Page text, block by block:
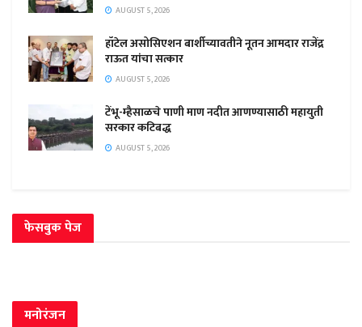
AUGUST 5, 2026
हॉटेल असोसिएशन बार्शीच्यावतीने नूतन आमदार राजेंद्र
राऊत यांचा सत्कार
AUGUST 5, 2026
टेंभू-म्हैसाळचे पाणी माण नदीत आणण्यासाठी महायुती
सरकार कटिबद्ध
AUGUST 5, 2026
फेसबुक पेज
मनोरंजन